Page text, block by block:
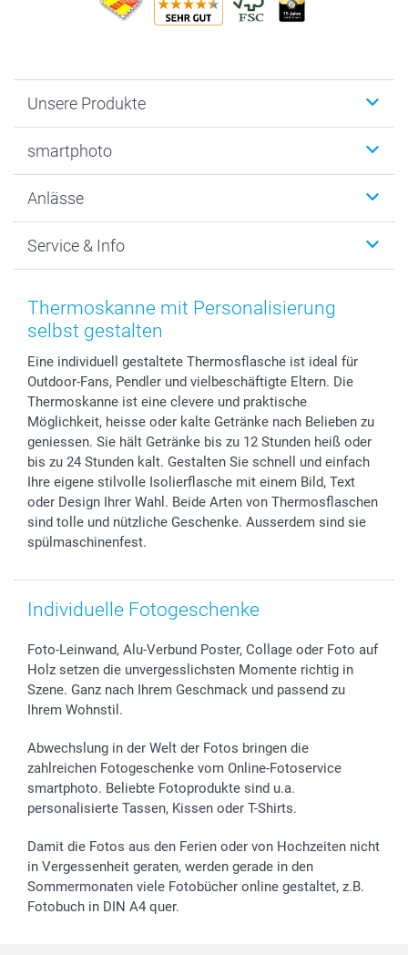
Unsere Produkte
Fotogeschenke
MyNameBook
Fotoabzüge, Fotos als Buch & Poster
Zubehör & Material
Foto-Kalender & Agenden
Geschenk-Gutscheine (PDF)
smartphoto
Warum smartphoto
Datenschutz
AGB
Impressum
Partnerprogramme
Investor Relations
B2B smartbusiness
Widerrufsrecht
Anlässe
Neujahr
Muttertag
Vatertag
Hochzeit
Geburtstag
Geburt
Zu allen Anlässen
Service & Info
Preise und Versandkosten
Lieferfristen
Zahlungsmöglichkeiten
Anmelden /Registrieren
Sitemap
Status der Bestellung
smartfriends
smartgarantie
smartbonus
Thermoskanne mit Personalisierung
selbst gestalten
Eine individuell gestaltete Thermosflasche ist ideal für
Outdoor-Fans, Pendler und vielbeschäftigte Eltern. Die
Thermoskanne ist eine clevere und praktische
Möglichkeit, heisse oder kalte Getränke nach Belieben zu
geniessen. Sie hält Getränke bis zu 12 Stunden heiß oder
bis zu 24 Stunden kalt. Gestalten Sie schnell und einfach
Ihre eigene stilvolle Isolierflasche mit einem Bild, Text
oder Design Ihrer Wahl. Beide Arten von Thermosflaschen
sind tolle und nützliche Geschenke. Ausserdem sind sie
spülmaschinenfest.
Individuelle Fotogeschenke
Foto-Leinwand, Alu-Verbund Poster, Collage oder Foto auf
Holz setzen die unvergesslichsten Momente richtig in
Szene. Ganz nach Ihrem Geschmack und passend zu
Ihrem Wohnstil.
Abwechslung in der Welt der Fotos bringen die
zahlreichen Fotogeschenke vom Online-Fotoservice
smartphoto. Beliebte Fotoprodukte sind u.a.
personalisierte Tassen, Kissen oder T-Shirts.
Damit die Fotos aus den Ferien oder von Hochzeiten nicht
in Vergessenheit geraten, werden gerade in den
Sommermonaten viele Fotobücher online gestaltet, z.B.
Fotobuch in DIN A4 quer.